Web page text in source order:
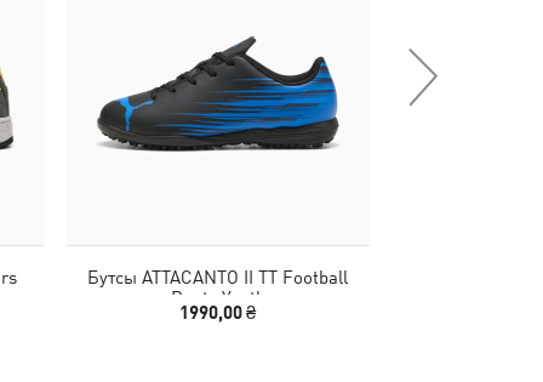
Бутсы ATTACANTO II TT Football
Boots Youth
1990,00 ₴